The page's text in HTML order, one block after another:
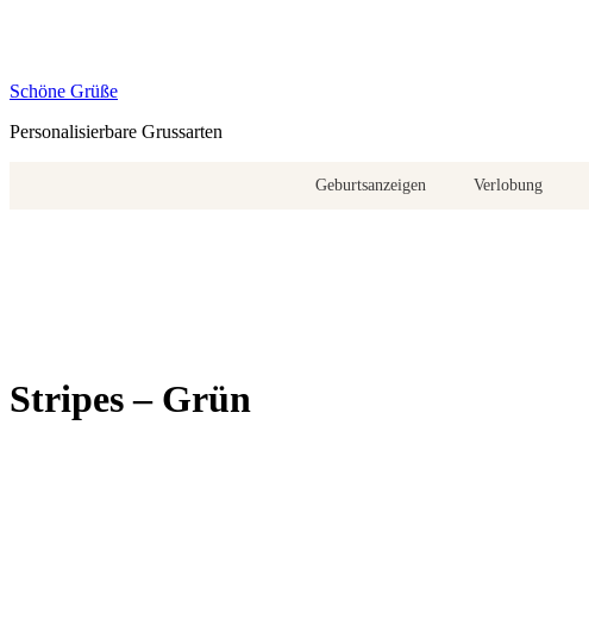
Schöne Grüße
Personalisierbare Grussarten
Geburtsanzeigen Verlobung
Stripes – Grün